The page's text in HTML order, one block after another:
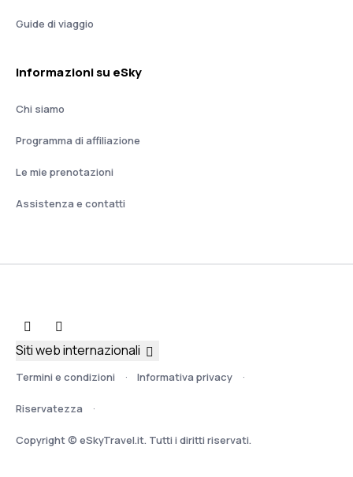
Guide di viaggio
Informazioni su eSky
Chi siamo
Programma di affiliazione
Le mie prenotazioni
Assistenza e contatti
Termini e condizioni Informativa privacy
Riservatezza
Copyright © eSkyTravel.it. Tutti i diritti riservati.
Siti web internazionali